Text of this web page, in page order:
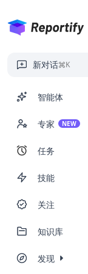
新对话 K
智能体
专家 NEW
任务
技能
关注
知识库
发现